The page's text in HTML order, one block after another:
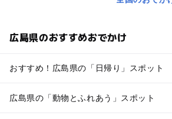
広島県のおすすめおでかけ
おすすめ！広島県の「日帰り」スポット
広島県の「動物とふれあう」スポット